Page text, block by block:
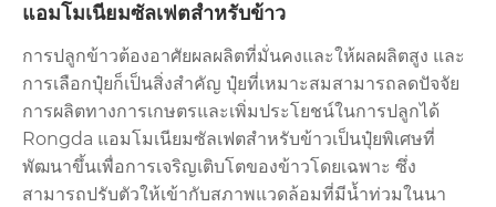
แอมโมเนียมซัลเฟตสำหรับข้าว
การปลูกข้าวต้องอาศัยผลผลิตที่มั่นคงและให้ผลผลิตสูง และ
การเลือกปุ๋ยก็เป็นสิ่งสำคัญ ปุ๋ยที่เหมาะสมสามารถลดปัจจัย
การผลิตทางการเกษตรและเพิ่มประโยชน์ในการปลูกได้
Rongda แอมโมเนียมซัลเฟตสำหรับข้าวเป็นปุ๋ยพิเศษที่
พัฒนาขึ้นเพื่อการเจริญเติบโตของข้าวโดยเฉพาะ ซึ่ง
สามารถปรับตัวให้เข้ากับสภาพแวดล้อมที่มีน้ำท่วมในนา